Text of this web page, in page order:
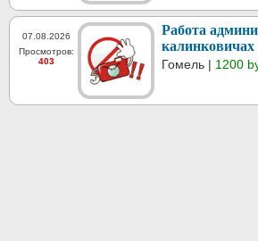
07.08.2026
Просмотров:
403
Работа
калинковичах
Гомель | 1200